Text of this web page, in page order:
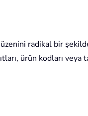
radikal bir
ürün kodları